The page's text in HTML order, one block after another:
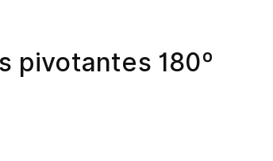
pivotantes 180º